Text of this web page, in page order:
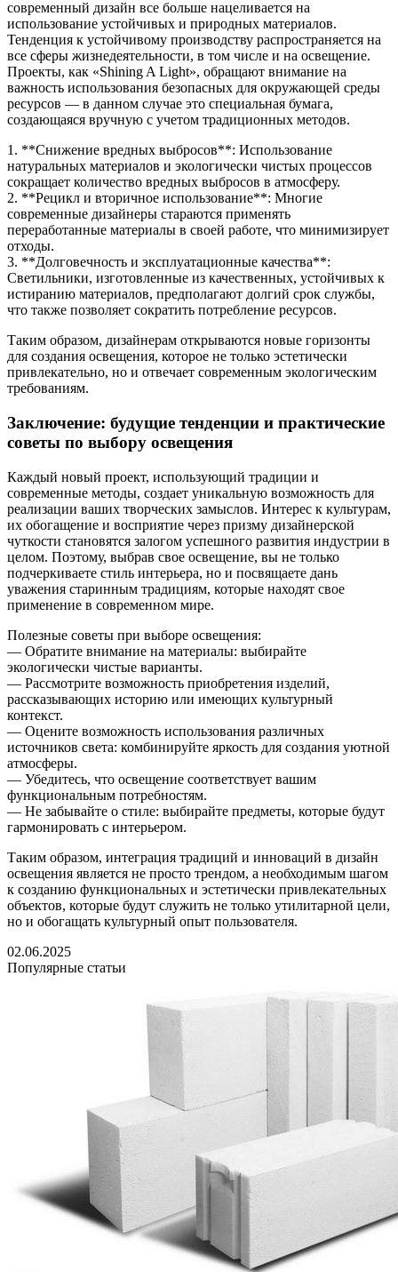
современный дизайн все больше нацеливается на
использование устойчивых и природных материалов.
Тенденция к устойчивому производству распространяется на
все сферы жизнедеятельности, в том числе и на освещение.
Проекты, как «Shining A Light», обращают внимание на
важность использования безопасных для окружающей среды
ресурсов — в данном случае это специальная бумага,
создающаяся вручную с учетом традиционных методов.
1. **Снижение вредных выбросов**: Использование
натуральных материалов и экологически чистых процессов
сокращает количество вредных выбросов в атмосферу.
2. **Рецикл и вторичное использование**: Многие
современные дизайнеры стараются применять
переработанные материалы в своей работе, что минимизирует
отходы.
3. **Долговечность и эксплуатационные качества**:
Светильники, изготовленные из качественных, устойчивых к
истиранию материалов, предполагают долгий срок службы,
что также позволяет сократить потребление ресурсов.
Таким образом, дизайнерам открываются новые горизонты
для создания освещения, которое не только эстетически
привлекательно, но и отвечает современным экологическим
требованиям.
Заключение: будущие тенденции и практические
советы по выбору освещения
Каждый новый проект, использующий традиции и
современные методы, создает уникальную возможность для
реализации ваших творческих замыслов. Интерес к культурам,
их обогащение и восприятие через призму дизайнерской
чуткости становятся залогом успешного развития индустрии в
целом. Поэтому, выбрав свое освещение, вы не только
подчеркиваете стиль интерьера, но и посвящаете дань
уважения старинным традициям, которые находят свое
применение в современном мире.
Полезные советы при выборе освещения:
— Обратите внимание на материалы: выбирайте
экологически чистые варианты.
— Рассмотрите возможность приобретения изделий,
рассказывающих историю или имеющих культурный
контекст.
— Оцените возможность использования различных
источников света: комбинируйте яркость для создания уютной
атмосферы.
— Убедитесь, что освещение соответствует вашим
функциональным потребностям.
— Не забывайте о стиле: выбирайте предметы, которые будут
гармонировать с интерьером.
Таким образом, интеграция традиций и инноваций в дизайн
освещения является не просто трендом, а необходимым шагом
к созданию функциональных и эстетически привлекательных
объектов, которые будут служить не только утилитарной цели,
но и обогащать культурный опыт пользователя.
02.06.2025
Популярные статьи